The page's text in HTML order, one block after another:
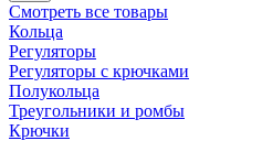
Смотреть все товары
Кольца
Регуляторы
Регуляторы с крючками
Полукольца
Треугольники и ромбы
Крючки